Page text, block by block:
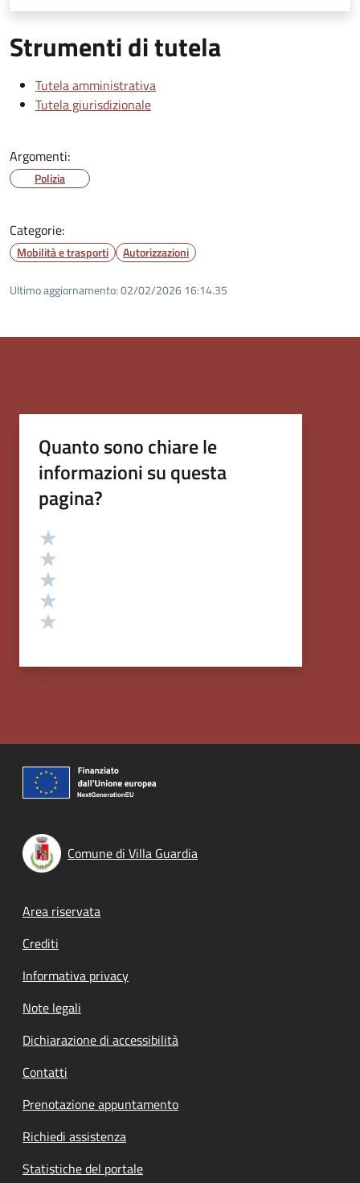
Strumenti di tutela
Tutela amministrativa
Tutela giurisdizionale
Argomenti:
Polizia
Categorie:
Mobilità e trasporti Autorizzazioni
Ultimo aggiornamento:02/02/2026 16:14.35
Quanto sono chiare le
informazioni su questa
pagina?
Valutazione
Comune di Villa Guardia
Footer menu
Area riservata
Crediti
Informativa privacy
Note legali
Dichiarazione di accessibilità
Contatti
Prenotazione appuntamento
Richiedi assistenza
Statistiche del portale